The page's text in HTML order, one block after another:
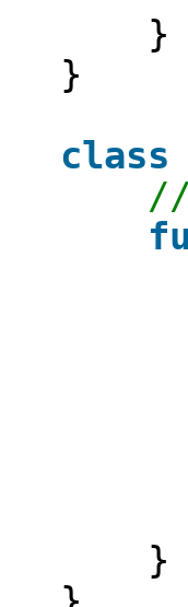
}
}
class
//
}